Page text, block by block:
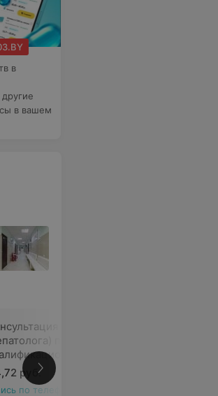
в
в вашем
инфекциониста
первой
категории
руб.
по телефону